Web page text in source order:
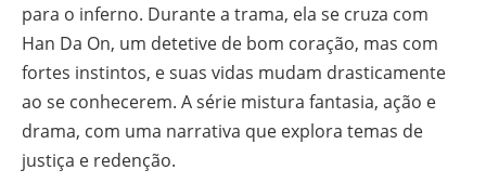
para o inferno. Durante a trama, ela se cruza com
Han Da On, um detetive de bom coração, mas com
fortes instintos, e suas vidas mudam drasticamente
ao se conhecerem. A série mistura fantasia, ação e
drama, com uma narrativa que explora temas de
justiça e redenção.